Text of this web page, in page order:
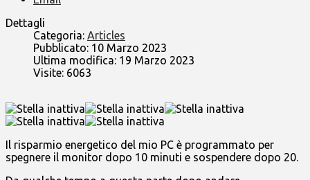
Dettagli
Categoria: Articles
Pubblicato: 10 Marzo 2023
Ultima modifica: 19 Marzo 2023
Visite: 6063
Il risparmio energetico del mio PC è programmato per
spegnere il monitor dopo 10 minuti e sospendere dopo 20.